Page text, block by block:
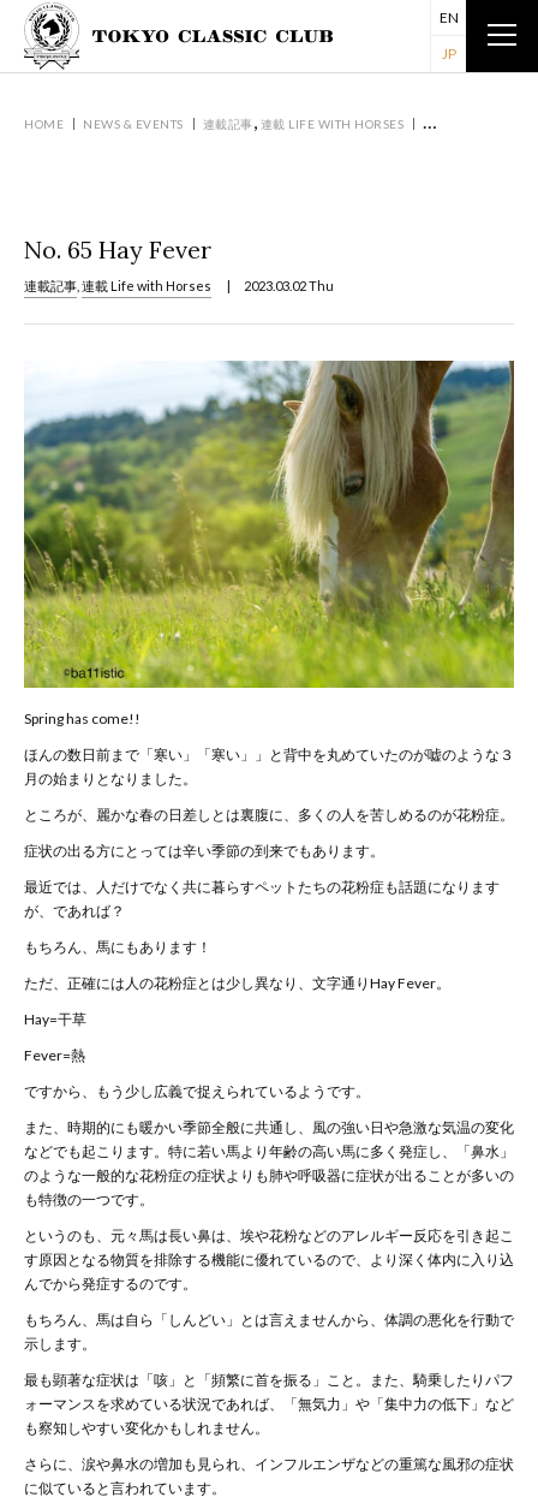
EN
JP
HOME NEWS & EVENTS 連載記事, 連載 LIFE WITH HORSES NO. 65 HAY FEVER
No. 65 Hay Fever
連載記事 連載 Life with Horses | 2023.03.02 Thu
Spring has come!!
ほんの数日前まで「寒い」「寒い」」と背中を丸めていたのが嘘のような３
月の始まりとなりました。
ところが、麗かな春の日差しとは裏腹に、多くの人を苦しめるのが花粉症。
症状の出る方にとっては辛い季節の到来でもあります。
最近では、人だけでなく共に暮らすペットたちの花粉症も話題になります
が、であれば？
もちろん、馬にもあります！
ただ、正確には人の花粉症とは少し異なり、文字通りHay Fever。
Hay=干草
Fever=熱
ですから、もう少し広義で捉えられているようです。
また、時期的にも暖かい季節全般に共通し、風の強い日や急激な気温の変化
などでも起こります。特に若い馬より年齢の高い馬に多く発症し、「鼻水」
のような一般的な花粉症の症状よりも肺や呼吸器に症状が出ることが多いの
も特徴の一つです。
というのも、元々馬は長い鼻は、埃や花粉などのアレルギー反応を引き起こ
す原因となる物質を排除する機能に優れているので、より深く体内に入り込
んでから発症するのです。
もちろん、馬は自ら「しんどい」とは言えませんから、体調の悪化を行動で
示します。
最も顕著な症状は「咳」と「頻繁に首を振る」こと。また、騎乗したりパフ
ォーマンスを求めている状況であれば、「無気力」や「集中力の低下」など
も察知しやすい変化かもしれません。
さらに、涙や鼻水の増加も見られ、インフルエンザなどの重篤な風邪の症状
に似ていると言われています。